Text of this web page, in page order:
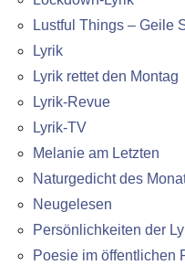
Lustful Things – Geile
Lyrik
Lyrik rettet den Montag
Lyrik-Revue
Lyrik-TV
Melanie am Letzten
Naturgedicht des
Neugelesen
Persönlichkeiten der
Poesie im öffentlichen